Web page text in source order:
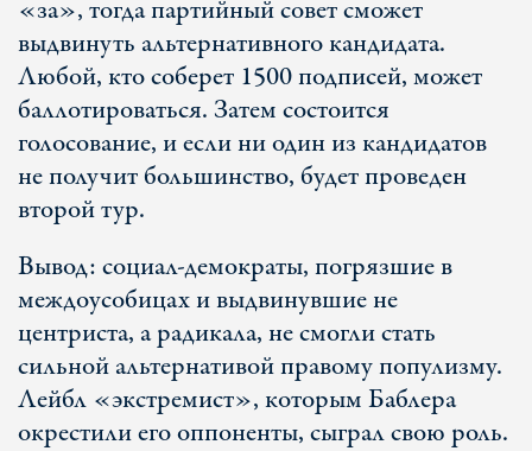
«за», тогда партийный совет сможет
выдвинуть альтернативного кандидата.
Любой, кто соберет 1500 подписей, может
баллотироваться. Затем состоится
голосование, и если ни один из кандидатов
не получит большинство, будет проведен
второй тур.
Вывод: социал-демократы, погрязшие в
междоусобицах и выдвинувшие не
центриста, а радикала, не смогли стать
сильной альтернативой правому популизму.
Лейбл «экстремист», которым Баблера
окрестили его оппоненты, сыграл свою роль.